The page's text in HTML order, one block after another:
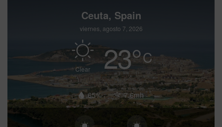
Ceuta, Spain
viernes, agosto 7, 2026
Clear 23°C
65% 7.6mh